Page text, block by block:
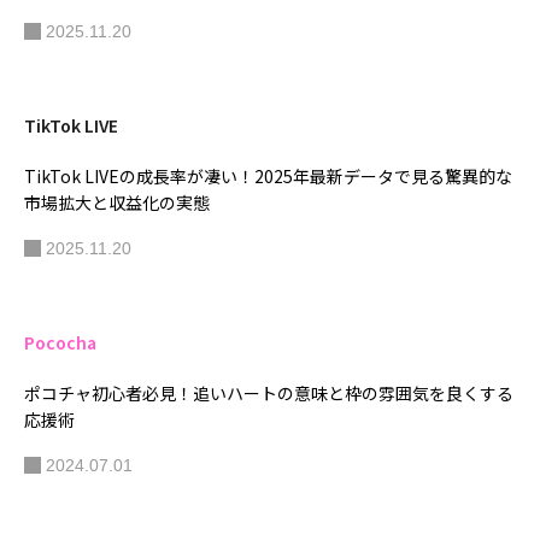
2025.11.20
TikTok LIVE
TikTok LIVEの成長率が凄い！2025年最新データで見る驚異的な
市場拡大と収益化の実態
2025.11.20
Pococha
ポコチャ初心者必見！追いハートの意味と枠の雰囲気を良くする
応援術
2024.07.01